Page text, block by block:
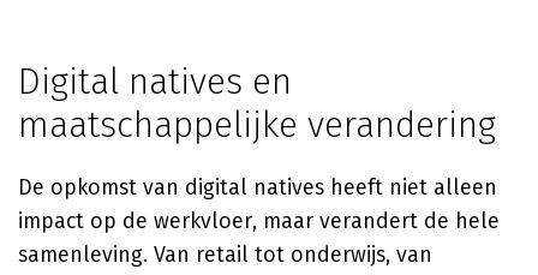
Digital natives en
maatschappelijke verandering
De opkomst van digital natives heeft niet alleen
impact op de werkvloer, maar verandert de hele
samenleving. Van retail tot onderwijs, van